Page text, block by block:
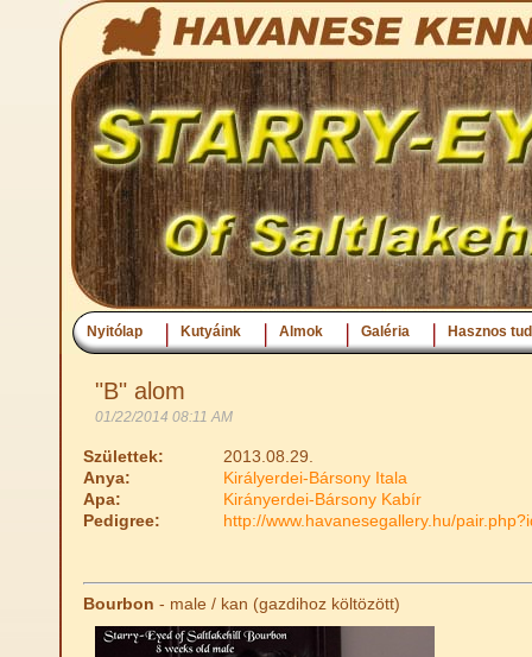
Nyitólap Kutyáink Almok Galéria Hasznos
"B" alom
01/22/2014 08:11 AM
Születtek:
2013.08.29.
Anya:
Királyerdei-Bársony Itala
Apa:
Kirányerdei-Bársony Kabír
Pedigree:
http://www.havanesegallery.hu/
Bourbon - male / kan (gazdihoz költözött)